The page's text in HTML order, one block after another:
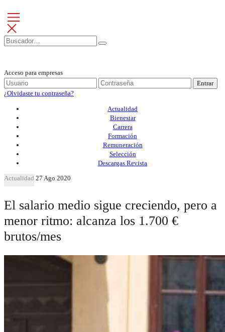
Acceso para empresas
Entrar
¿Olvidaste tu contraseña?
Actualidad
Bienestar
Carrera
Formación
Remuneración
Selección
Descargas Revista
Actualidad 27 Ago 2020
El salario medio sigue creciendo, pero a
menor ritmo: alcanza los 1.700 €
brutos/mes